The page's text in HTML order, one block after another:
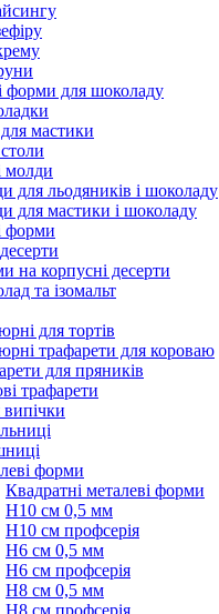
форми для шоколаду
мастики
молди
для льодяників і шоколаду
для мастики і шоколаду
форми
на корпусні десерти
та ізомальт
для тортів
трафарети для короваю
для пряників
трафарети
форми
Квадратні металеві форми
Н10 см 0,5 мм
Н10 см профсерія
Н6 см 0,5 мм
Н6 см профсерія
Н8 см 0,5 мм
Н8 см профсерія